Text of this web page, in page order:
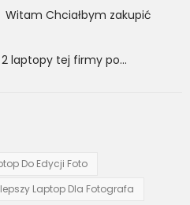
Witam Chciałbym zakupić
laptopy tej firmy po...
Do Edycji Foto
Laptop Dla Fotografa